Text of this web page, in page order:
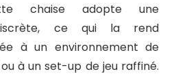
chaise adopte une
ce qui la rend
à un environnement de
à un set-up de jeu raffiné.